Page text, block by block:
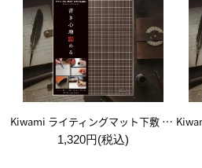
Kiwami ライティングマット下敷 A4+【ブラウン&キャメル】
1,320円(税込)